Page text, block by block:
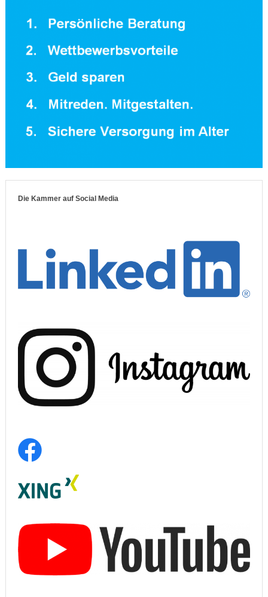
Die Kammer auf Social Media